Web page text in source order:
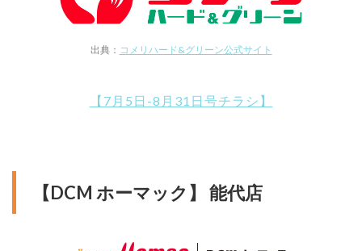
出典： コメリハード&グリーン公式サイト
【7月5日-8月31日号チラシ】
【DCM ホーマック】 能代店